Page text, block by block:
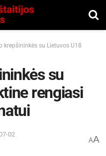
krepšininkės su Lietuvos U18
su
rengiasi
02
AA